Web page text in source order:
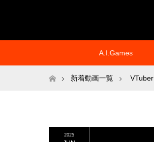
A.I.Games
ホーム新着動画一覧 VTuber
2025